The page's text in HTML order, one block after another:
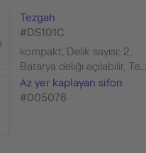
Tezgah
#DS101C
kompakt, Delik sayısı: 2,
Batarya deliği açılabilir, Te...
Az yer kaplayan sifon
#005076